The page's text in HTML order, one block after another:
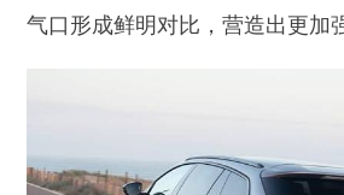
气口形成鲜明对比，营造出更加